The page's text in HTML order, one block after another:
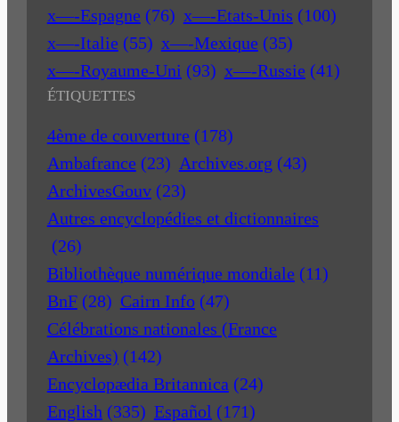
x—-Espagne (76) x—-Etats-Unis (100)
x—-Italie (55) x—-Mexique (35)
x—-Royaume-Uni (93) x—-Russie (41)
ÉTIQUETTES
4ème de couverture (178)
Ambafrance (23) Archives.org (43)
ArchivesGouv (23)
Autres encyclopédies et dictionnaires
(26)
Bibliothèque numérique mondiale (11)
BnF (28) Cairn Info (47)
Célébrations nationales (France
Archives) (142)
Encyclopædia Britannica (24)
English (335) Español (171)